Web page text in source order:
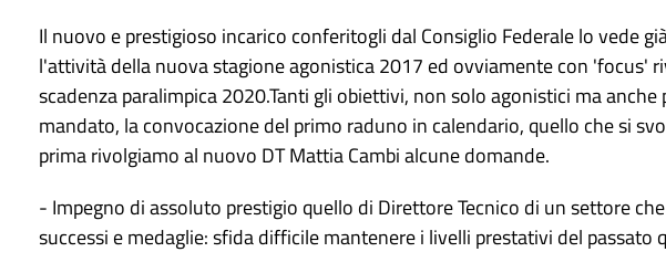
Il nuovo e prestigioso incarico conferitogli dal Consiglio Federale lo vede
l'attività della nuova stagione agonistica 2017 ed ovviamente con 'focus'
scadenza paralimpica 2020.Tanti gli obiettivi, non solo agonistici ma
mandato, la convocazione del primo raduno in calendario, quello che si
prima rivolgiamo al nuovo DT Mattia Cambi alcune domande.
- Impegno di assoluto prestigio quello di Direttore Tecnico di un settore
successi e medaglie: sfida difficile mantenere i livelli prestativi del passato